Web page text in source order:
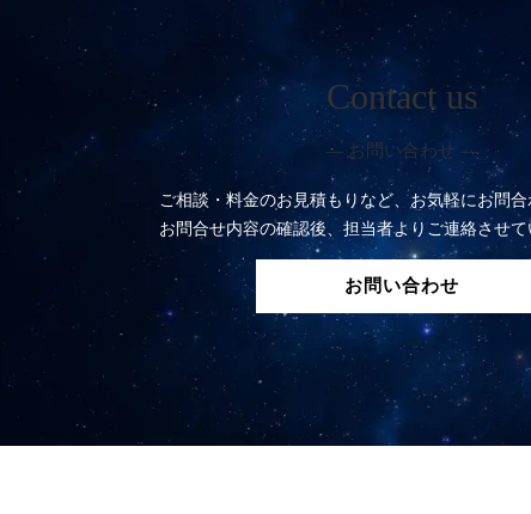
Contact us
― お問い合わせ ―
ご相談・料金のお見積もりなど、お気軽にお問合
お問合せ内容の確認後、担当者よりご連絡させて
お問い合わせ